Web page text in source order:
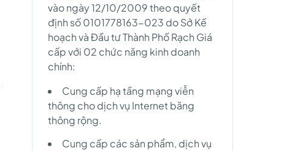
vào ngày 12/10/2009 theo quyết
định số 0101778163-023 do Sở Kế
hoạch và Đầu tư Thành Phố Rạch Giá
cấp với 02 chức năng kinh doanh
chính:
Cung cấp hạ tầng mạng viễn
thông cho dịch vụ Internet băng
thông rộng.
Cung cấp các sản phẩm, dịch vụ